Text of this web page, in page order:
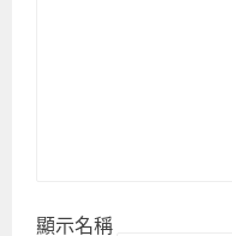
顯示名稱